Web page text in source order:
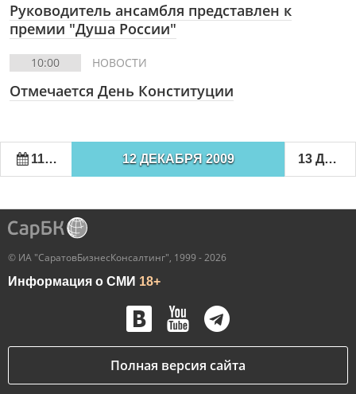
Руководитель ансамбля представлен к
премии "Душа России"
10:00 НОВОСТИ
Отмечается День Конституции
11 ДЕКАБРЯ 2009 12 ДЕКАБРЯ 2009 13 ДЕКАБРЯ 2009
© ИА "СаратовБизнесКонсалтинг", 1999 - 2026
Информация о СМИ 18+
Полная версия сайта